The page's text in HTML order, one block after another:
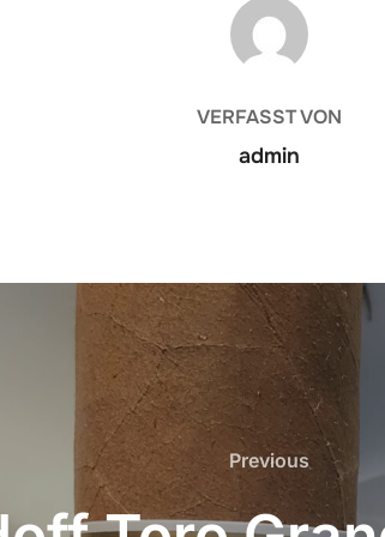
BEITRAGSAUTOR
VERFASST VON
admin
Previous
Previous